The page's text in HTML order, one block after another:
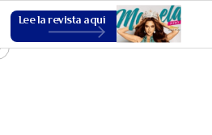
Lee la revista aquí